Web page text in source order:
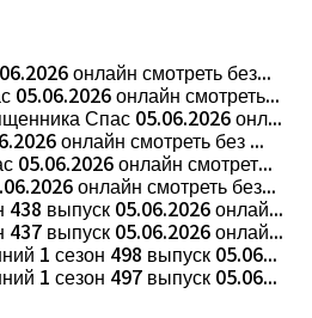
онлайн смотреть без...
05.06.2026 онлайн смотреть...
Спас 05.06.2026 онл...
онлайн смотреть без ...
05.06.2026 онлайн смотрет...
онлайн смотреть без...
выпуск 05.06.2026 онлай...
выпуск 05.06.2026 онлай...
1 сезон 498 выпуск 05.06...
1 сезон 497 выпуск 05.06...